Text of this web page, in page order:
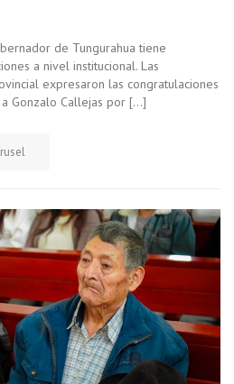
de Tungurahua tiene
a nivel institucional. Las
expresaron las congratulaciones
Gonzalo Callejas por […]